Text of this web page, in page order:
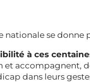
nationale se donne
à ces
et accompagnent,
dans leurs